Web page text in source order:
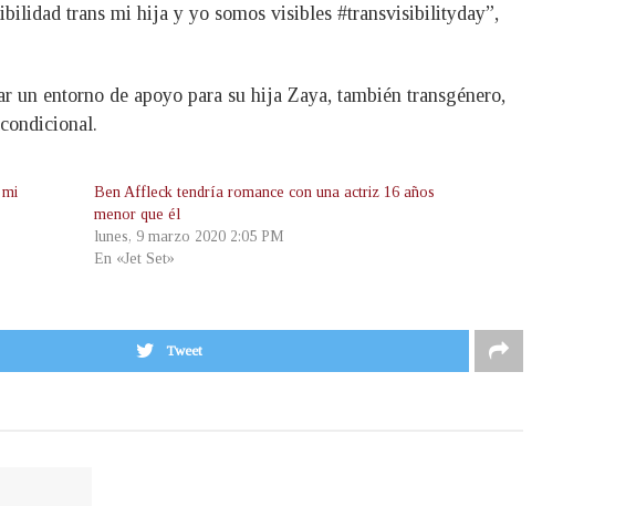
trans mi hija y yo somos visibles #transvisibilityday”,
un entorno de apoyo para su hija Zaya, también transgénero,
Ben Affleck tendría romance con una actriz 16 años
menor que él
lunes, 9 marzo 2020 2:05 PM
En «Jet Set»
Tweet